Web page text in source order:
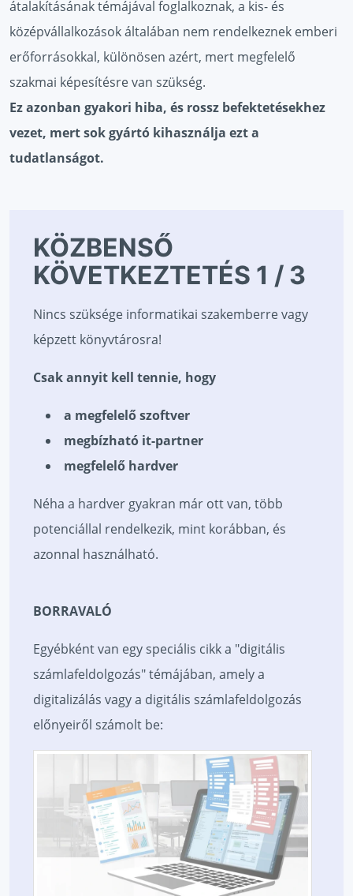
átalakításának témájával foglalkoznak, a kis- és
középvállalkozások általában nem rendelkeznek emberi
erőforrásokkal, különösen azért, mert megfelelő
szakmai képesítésre van szükség.
Ez azonban gyakori hiba, és rossz befektetésekhez
vezet, mert sok gyártó kihasználja ezt a
tudatlanságot.
KÖZBENSŐ
KÖVETKEZTETÉS 1 / 3
Nincs szüksége informatikai szakemberre vagy
képzett könyvtárosra!
Csak annyit kell tennie, hogy
a megfelelő szoftver
megbízható it-partner
megfelelő hardver
Néha a hardver gyakran már ott van, több
potenciállal rendelkezik, mint korábban, és
azonnal használható.
BORRAVALÓ
Egyébként van egy speciális cikk a "digitális
számlafeldolgozás" témájában, amely a
digitalizálás vagy a digitális számlafeldolgozás
előnyeiről számolt be: